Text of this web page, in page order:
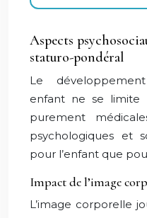
Aspects
staturo-pondéral
Le
enfant ne se limite
purement
psychologiques et
pour l’enfant que
Impact de l’image
L’image corporelle